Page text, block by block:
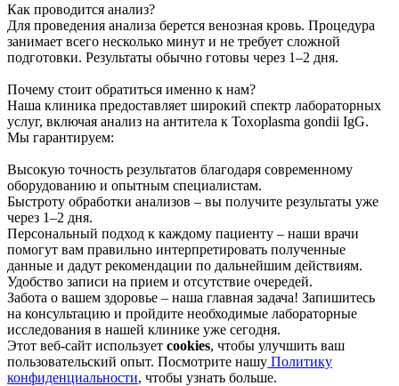
Как проводится анализ?
Для проведения анализа берется венозная кровь. Процедура
занимает всего несколько минут и не требует сложной
подготовки. Результаты обычно готовы через 1–2 дня.
Почему стоит обратиться именно к нам?
Наша клиника предоставляет широкий спектр лабораторных
услуг, включая анализ на антитела к Toxoplasma gondii IgG.
Мы гарантируем:
Высокую точность результатов благодаря современному
оборудованию и опытным специалистам.
Быстроту обработки анализов – вы получите результаты уже
через 1–2 дня.
Персональный подход к каждому пациенту – наши врачи
помогут вам правильно интерпретировать полученные
данные и дадут рекомендации по дальнейшим действиям.
Удобство записи на прием и отсутствие очередей.
Забота о вашем здоровье – наша главная задача! Запишитесь
на консультацию и пройдите необходимые лабораторные
исследования в нашей клинике уже сегодня.
Этот веб-сайт использует cookies, чтобы улучшить ваш
пользовательский опыт. Посмотрите нашу Политику
конфиденциальности, чтобы узнать больше.